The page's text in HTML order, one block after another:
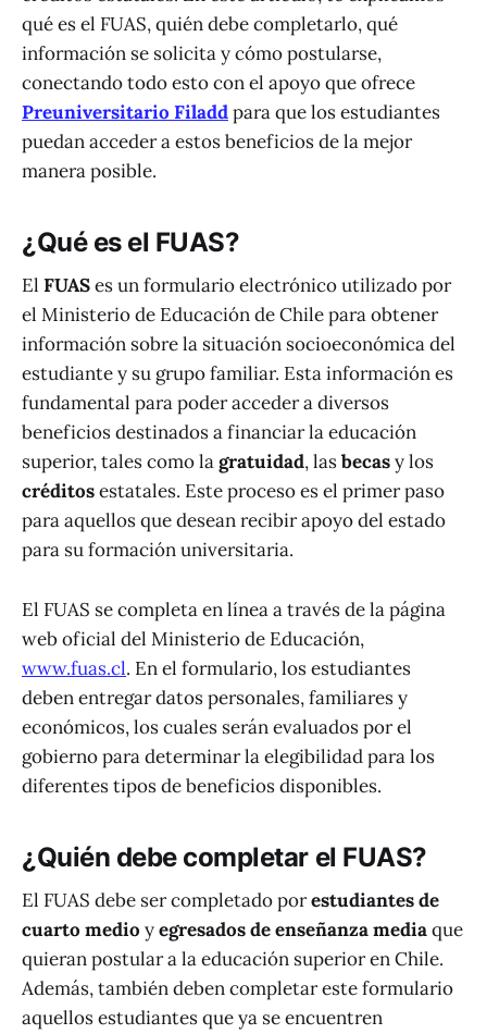
qué es el FUAS, quién debe completarlo, qué
información se solicita y cómo postularse,
conectando todo esto con el apoyo que ofrece
Preuniversitario Filaddpara que los estudiantes
puedan acceder a estos beneficios de la mejor
manera posible.
¿Qué es el FUAS?
El FUASes un formulario electrónico utilizado por
el Ministerio de Educación de Chile para obtener
información sobre la situación socioeconómica del
estudiante y su grupo familiar. Esta información es
fundamental para poder acceder a diversos
beneficios destinados a financiar la educación
superior, tales como lagratuidad, lasbecasy los
créditosestatales. Este proceso es el primer paso
para aquellos que desean recibir apoyo del estado
para su formación universitaria.
El FUAS se completa en línea a través de la página
web oficial del Ministerio de Educación,
www.fuas.cl. En el formulario, los estudiantes
deben entregar datos personales, familiares y
económicos, los cuales serán evaluados por el
gobierno para determinar la elegibilidad para los
diferentes tipos de beneficios disponibles.
¿Quién debe completar el FUAS?
El FUAS debe ser completado porestudiantes de
cuarto medio yegresados de enseñanza mediaque
quieran postular a la educación superior en Chile.
Además, también deben completar este formulario
aquellos estudiantes que ya se encuentren